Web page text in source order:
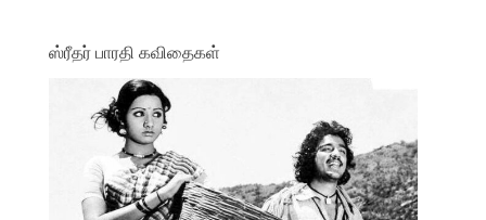
ஸ்ரீதர் பாரதி கவிதைகள்